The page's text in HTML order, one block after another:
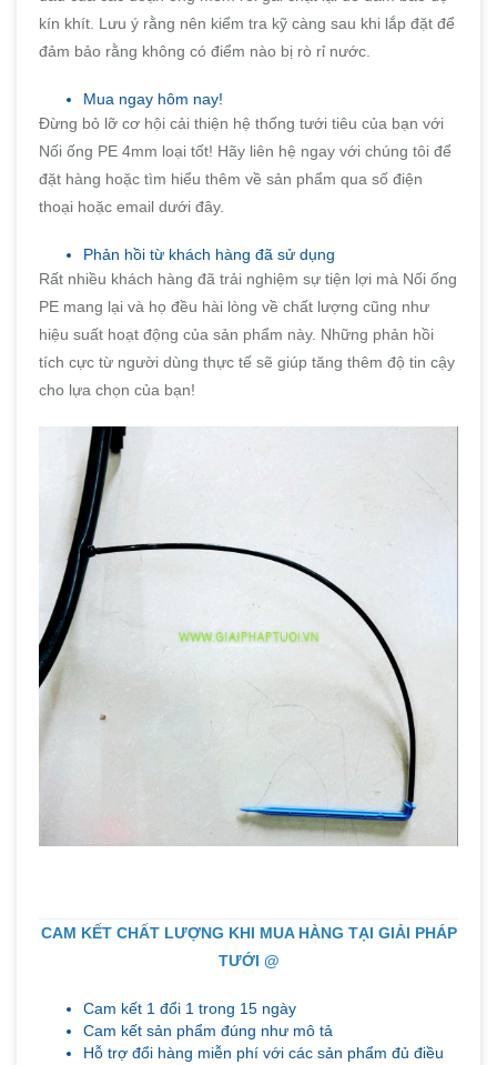
kín khít. Lưu ý rằng nên kiểm tra kỹ càng sau khi lắp đặt để
đảm bảo rằng không có điểm nào bị rò rỉ nước.
Mua ngay hôm nay!
Đừng bỏ lỡ cơ hội cải thiện hệ thống tưới tiêu của bạn với
Nối ống PE 4mm loại tốt! Hãy liên hệ ngay với chúng tôi để
đặt hàng hoặc tìm hiểu thêm về sản phẩm qua số điện
thoại hoặc email dưới đây.
Phản hồi từ khách hàng đã sử dụng
Rất nhiều khách hàng đã trải nghiệm sự tiện lợi mà Nối ống
PE mang lại và họ đều hài lòng về chất lượng cũng như
hiệu suất hoạt động của sản phẩm này. Những phản hồi
tích cực từ người dùng thực tế sẽ giúp tăng thêm độ tin cậy
cho lựa chọn của bạn!
CAM KẾT CHẤT LƯỢNG KHI MUA HÀNG TẠI GIẢI PHÁP
TƯỚI @
Cam kết 1 đổi 1 trong 15 ngày
Cam kết sản phẩm đúng như mô tả
Hỗ trợ đổi hàng miễn phí với các sản phẩm đủ điều